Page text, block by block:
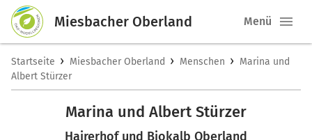
Miesbacher Oberland Menü
Startseite › Miesbacher Oberland › Menschen › Marina und
Albert Stürzer
Marina und Albert Stürzer
Hairerhof und Biokalb Oberland